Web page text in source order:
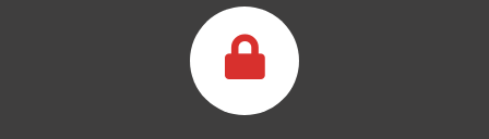
Le reporting financier est un art en
perpétuelle mutation. Tant sur le plan
29,50